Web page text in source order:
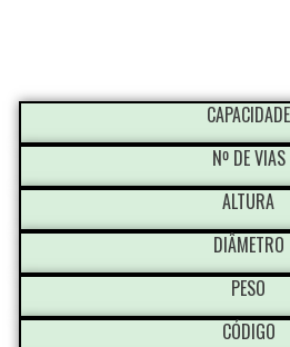
CAPACIDADE
Nº DE VIAS
ALTURA
DIÂMETRO
PESO
CÓDIGO